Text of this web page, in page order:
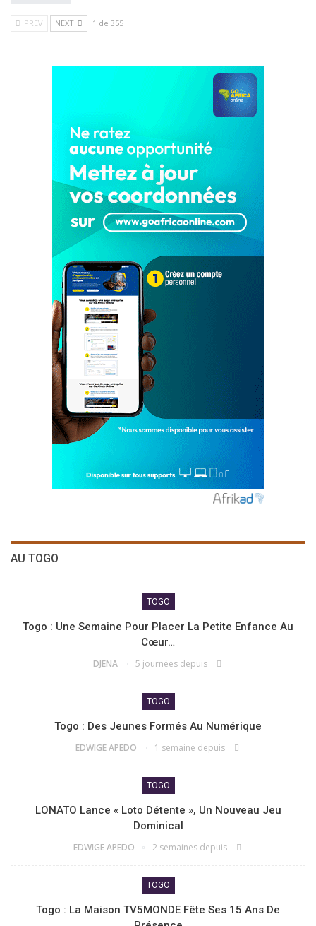
PREV NEXT 1 de 355
AU TOGO
TOGO
Togo : Une Semaine Pour Placer La Petite Enfance Au
Cœur…
DJENA 5 journées depuis
TOGO
Togo : Des Jeunes Formés Au Numérique
EDWIGE APEDO 1 semaine depuis
TOGO
LONATO Lance « Loto Détente », Un Nouveau Jeu
Dominical
EDWIGE APEDO 2 semaines depuis
TOGO
Togo : La Maison TV5MONDE Fête Ses 15 Ans De